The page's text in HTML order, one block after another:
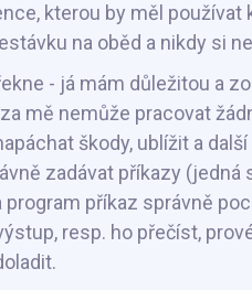
kterou by měl
na oběd a nikdy si
- já mám důležitou a
mě nemůže pracovat
škody, ublížit a
zadávat příkazy (jedná
program příkaz správně
resp. ho přečíst,